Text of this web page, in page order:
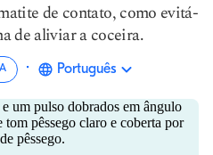
de contato, como evitá-
de aliviar a coceira.
· Português